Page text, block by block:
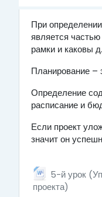
5 -
При
является частью
рамки и каковы
Планирование –
Определение
расписание и
Если проект
значит он
5-й урок
проекта)